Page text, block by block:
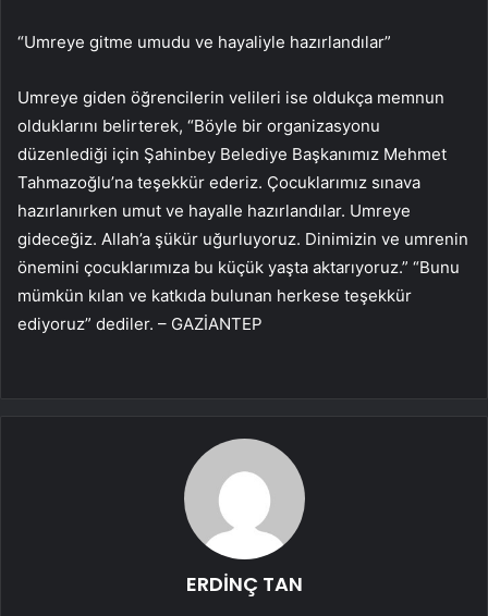
“Umreye gitme umudu ve hayaliyle hazırlandılar”
Umreye giden öğrencilerin velileri ise oldukça memnun
olduklarını belirterek, “Böyle bir organizasyonu
düzenlediği için Şahinbey Belediye Başkanımız Mehmet
Tahmazoğlu’na teşekkür ederiz. Çocuklarımız sınava
hazırlanırken umut ve hayalle hazırlandılar. Umreye
gideceğiz. Allah’a şükür uğurluyoruz. Dinimizin ve umrenin
önemini çocuklarımıza bu küçük yaşta aktarıyoruz.” “Bunu
mümkün kılan ve katkıda bulunan herkese teşekkür
ediyoruz” dediler. – GAZİANTEP
ERDİNÇ TAN